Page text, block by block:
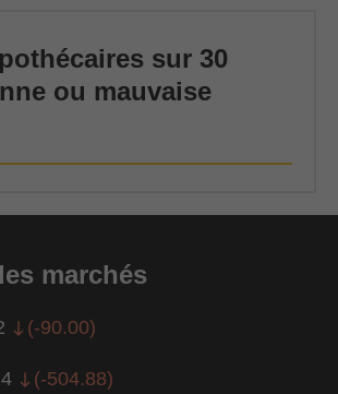
sur 30
ou mauvaise
marchés
(-90.00)
(-504.88)